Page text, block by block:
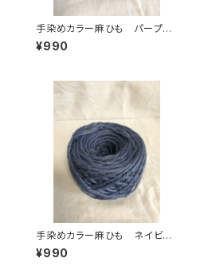
手染めカラー麻ひも パープ
ル おりりん®＆エコおりりんに
最適素材！
¥990
手染めカラー麻ひも ネイビ
ー おりりん®＆エコおりりんに
最適素材！
¥990